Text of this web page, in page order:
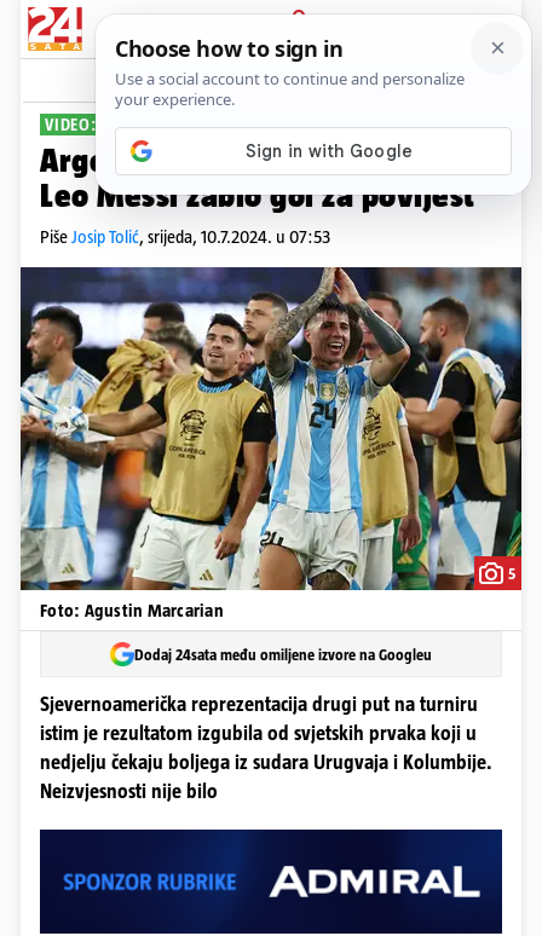
PRIJAVA
Sport Komentari
VIDEO: U FINALU COPE
Argentina nadomak nove titule,
Leo Messi zabio gol za povijest
PišeJosip Tolić, srijeda, 10.7.2024. u 07:53
5
Foto: Agustin Marcarian
Dodaj 24sata među omiljene izvore na Googleu
Sjevernoamerička reprezentacija drugi put na turniru
istim je rezultatom izgubila od svjetskih prvaka koji u
nedjelju čekaju boljega iz sudara Urugvaja i Kolumbije.
Neizvjesnosti nije bilo